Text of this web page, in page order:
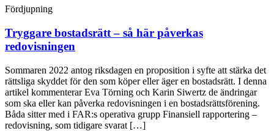
Fördjupning
Tryggare bostadsrätt – så här påverkas
redovisningen
Sommaren 2022 antog riksdagen en proposition i syfte att stärka det
rättsliga skyddet för den som köper eller äger en bostadsrätt. I denna
artikel kommenterar Eva Törning och Karin Siwertz de ändringar
som ska eller kan påverka redovisningen i en bostadsrättsförening.
Båda sitter med i FAR:s operativa grupp Finansiell rapportering –
redovisning, som tidigare svarat […]